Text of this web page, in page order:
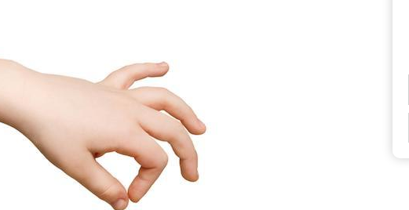
Éclipse solaire du 12 août
: “Des verres adaptés,
c'est indispensable pour
la santé des yeux”
Les troubles du sommeil
modifient votre cerveau !